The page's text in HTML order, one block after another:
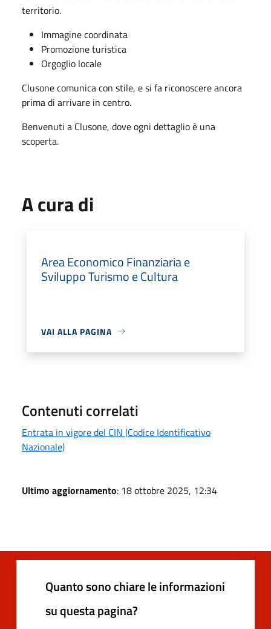
territorio.
Immagine coordinata
Promozione turistica
Orgoglio locale
Clusone comunica con stile, e si fa riconoscere ancora
prima di arrivare in centro.
Benvenuti a Clusone, dove ogni dettaglio è una
scoperta.
A cura di
Area Economico Finanziaria e
Sviluppo Turismo e Cultura
VAI ALLA PAGINA
Contenuti correlati
Entrata in vigore del CIN (Codice Identificativo
Nazionale)
Ultimo aggiornamento: 18 ottobre 2025, 12:34
Quanto sono chiare le informazioni
su questa pagina?